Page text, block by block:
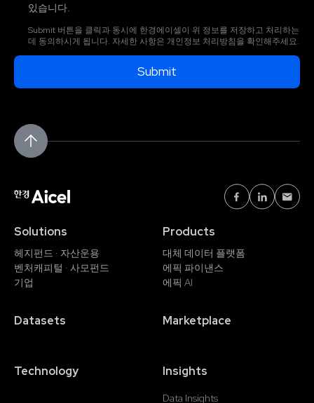
있습니다.
Submit 버튼을 클릭과 동시에 한경에이셀이 위 정보를 저장하고 처리하는
데 동의하시게 됩니다. 자세한 사항은 개인정보 처리방침을 확인해주세요.
Solutions
헤지펀드 · 자산운용
벤처캐피털 · 사모펀드
기업
Products
대체 데이터 플랫폼
에픽 파이낸스
에픽 AI
Datasets Marketplace
Technology Insights
Data Insights